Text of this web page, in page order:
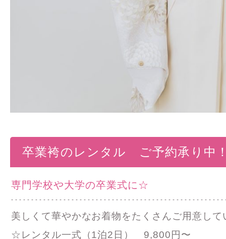
卒業袴のレンタル ご予約承り中
専門学校や大学の卒業式に☆
美しくて華やかなお着物をたくさんご用意して
☆レンタル一式（1泊2日） 9,800円〜